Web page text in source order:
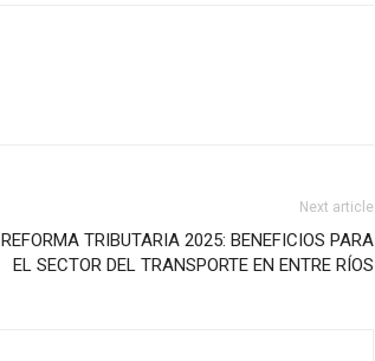
Next article
REFORMA TRIBUTARIA 2025: BENEFICIOS PARA
EL SECTOR DEL TRANSPORTE EN ENTRE RÍOS